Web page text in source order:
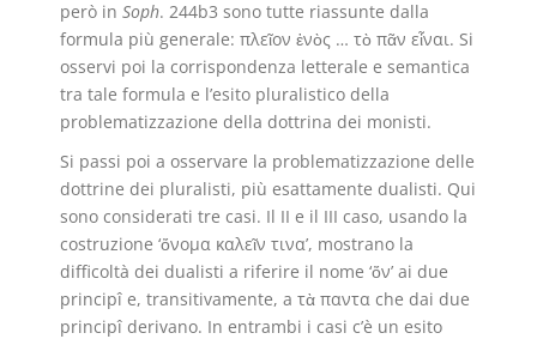
però in Soph. 244b3 sono tutte riassunte dalla
formula più generale: πλεῖον ἑνὸς … τὸ πᾶν εἶναι. Si
osservi poi la corrispondenza letterale e semantica
tra tale formula e l’esito pluralistico della
problematizzazione della dottrina dei monisti.
Si passi poi a osservare la problematizzazione delle
dottrine dei pluralisti, più esattamente dualisti. Qui
sono considerati tre casi. Il II e il III caso, usando la
costruzione ‘ὄνομα καλεῖν τινα’, mostrano la
difficoltà dei dualisti a riferire il nome ‘ὄν’ ai due
principî e, transitivamente, a τὰ παντα che dai due
principî derivano. In entrambi i casi c’è un esito